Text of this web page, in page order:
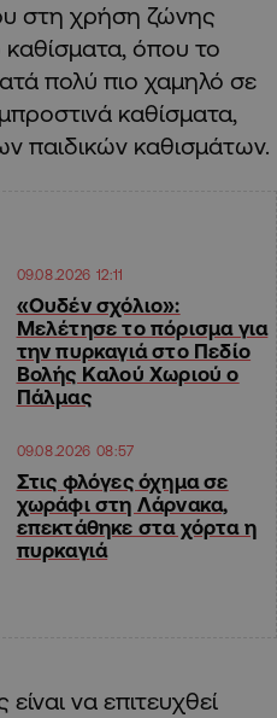
στη χρήση ζώνης
όπου το
πολύ πιο χαμηλό σε
καθίσματα,
παιδικών καθισμάτων.
09.08.2026 12:11
«Ουδέν σχόλιο»:
Μελέτησε το πόρισμα για
την πυρκαγιά στο Πεδίο
Βολής Καλού Χωριού ο
Πάλμας
09.08.2026 08:57
Στις φλόγες όχημα σε
χωράφι στη Λάρνακα,
επεκτάθηκε στα χόρτα η
πυρκαγιά
να επιτευχθεί